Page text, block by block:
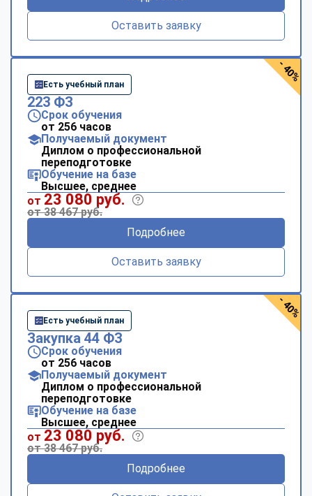
Оставить заявку
Есть учебный план
223 ФЗ
Срок обучения
от 256 часов
Получаемый документ
Диплом о профессиональной
переподготовке
Обучение на базе
Высшее, среднее
от 23 080 руб.
от 38 467 руб.
Подробнее
Оставить заявку
- 40%
Есть учебный план
Закупка 44 ФЗ
Срок обучения
от 256 часов
Получаемый документ
Диплом о профессиональной
переподготовке
Обучение на базе
Высшее, среднее
от 23 080 руб.
от 38 467 руб.
Подробнее
- 40%